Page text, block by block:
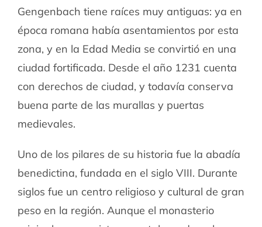
Gengenbach tiene raíces muy antiguas: ya en
época romana había asentamientos por esta
zona, y en la Edad Media se convirtió en una
ciudad fortificada. Desde el año 1231 cuenta
con derechos de ciudad, y todavía conserva
buena parte de las murallas y puertas
medievales.
Uno de los pilares de su historia fue la abadía
benedictina, fundada en el siglo VIII. Durante
siglos fue un centro religioso y cultural de gran
peso en la región. Aunque el monasterio